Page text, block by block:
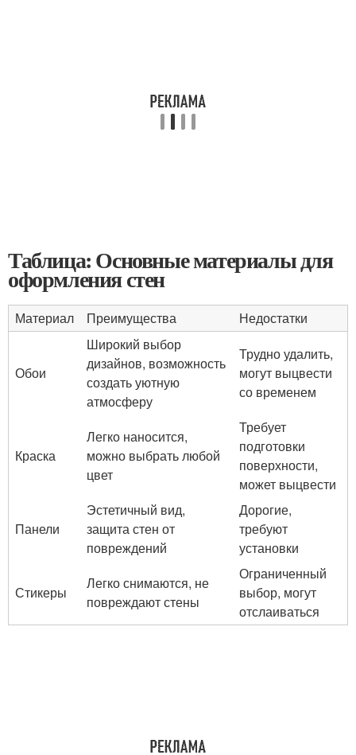
Таблица: Основные материалы для
оформления стен
Материал Преимущества Недостатки
Обои
Широкий выбор
дизайнов, возможность
создать уютную
атмосферу
Трудно удалить,
могут выцвести
со временем
Краска
Легко наносится,
можно выбрать любой
цвет
Требует
подготовки
поверхности,
может выцвести
Панели
Эстетичный вид,
защита стен от
повреждений
Дорогие,
требуют
установки
Стикеры
Легко снимаются, не
повреждают стены
Ограниченный
выбор, могут
отслаиваться